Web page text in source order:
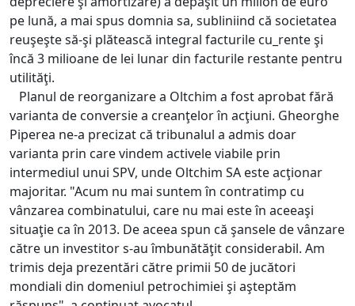
pe lună, a mai spus domnia sa, subliniind că societatea
reuşeşte să-şi plătească integral facturile cu_rente şi
încă 3 milioane de lei lunar din facturile restante pentru
utilităţi.
Planul de reorganizare a Oltchim a fost aprobat fără
varianta de conversie a creanţelor în acţiuni. Gheorghe
Piperea ne-a precizat că tribunalul a admis doar
varianta prin care vindem activele viabile prin
intermediul unui SPV, unde Oltchim SA este acţionar
majoritar. "Acum nu mai suntem în contratimp cu
vânzarea combinatului, care nu mai este în aceeaşi
situaţie ca în 2013. De aceea spun că şansele de vânzare
către un investitor s-au îmbunătăţit considerabil. Am
trimis deja prezentări către primii 50 de jucători
mondiali din domeniul petrochimiei şi aşteptăm